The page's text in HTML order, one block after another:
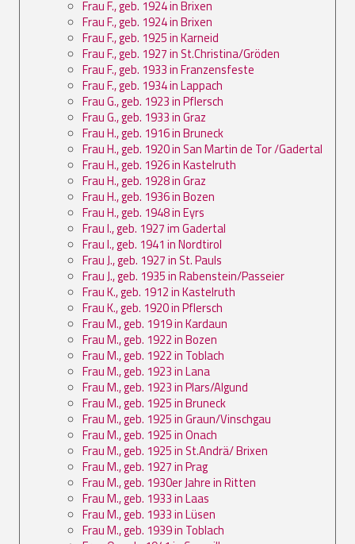
Frau F., geb. 1924 in Brixen
Frau F., geb. 1924 in Brixen
Frau F., geb. 1925 in Karneid
Frau F., geb. 1927 in St.Christina/Gröden
Frau F., geb. 1933 in Franzensfeste
Frau F., geb. 1934 in Lappach
Frau G., geb. 1923 in Pflersch
Frau G., geb. 1933 in Graz
Frau H., geb. 1916 in Bruneck
Frau H., geb. 1920 in San Martin de Tor /Gadertal
Frau H., geb. 1926 in Kastelruth
Frau H., geb. 1928 in Graz
Frau H., geb. 1936 in Bozen
Frau H., geb. 1948 in Eyrs
Frau I., geb. 1927 im Gadertal
Frau I., geb. 1941 in Nordtirol
Frau J., geb. 1927 in St. Pauls
Frau J., geb. 1935 in Rabenstein/Passeier
Frau K., geb. 1912 in Kastelruth
Frau K., geb. 1920 in Pflersch
Frau M., geb. 1919 in Kardaun
Frau M., geb. 1922 in Bozen
Frau M., geb. 1922 in Toblach
Frau M., geb. 1923 in Lana
Frau M., geb. 1923 in Plars/Algund
Frau M., geb. 1925 in Bruneck
Frau M., geb. 1925 in Graun/Vinschgau
Frau M., geb. 1925 in Onach
Frau M., geb. 1925 in St.Andrä/ Brixen
Frau M., geb. 1927 in Prag
Frau M., geb. 1930er Jahre in Ritten
Frau M., geb. 1933 in Laas
Frau M., geb. 1933 in Lüsen
Frau M., geb. 1939 in Toblach